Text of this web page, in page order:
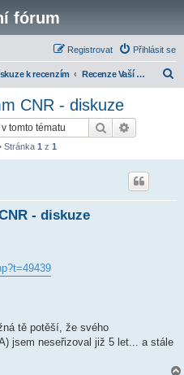
fórum
Přihlásit se
Registrovat
k recenzím Recenze Vaší výbavy
CNR - diskuze
Hledat
Stránka 1 z 1
- diskuze
tě potěší, že svého
jsem neseřizoval již 5 let... a stále